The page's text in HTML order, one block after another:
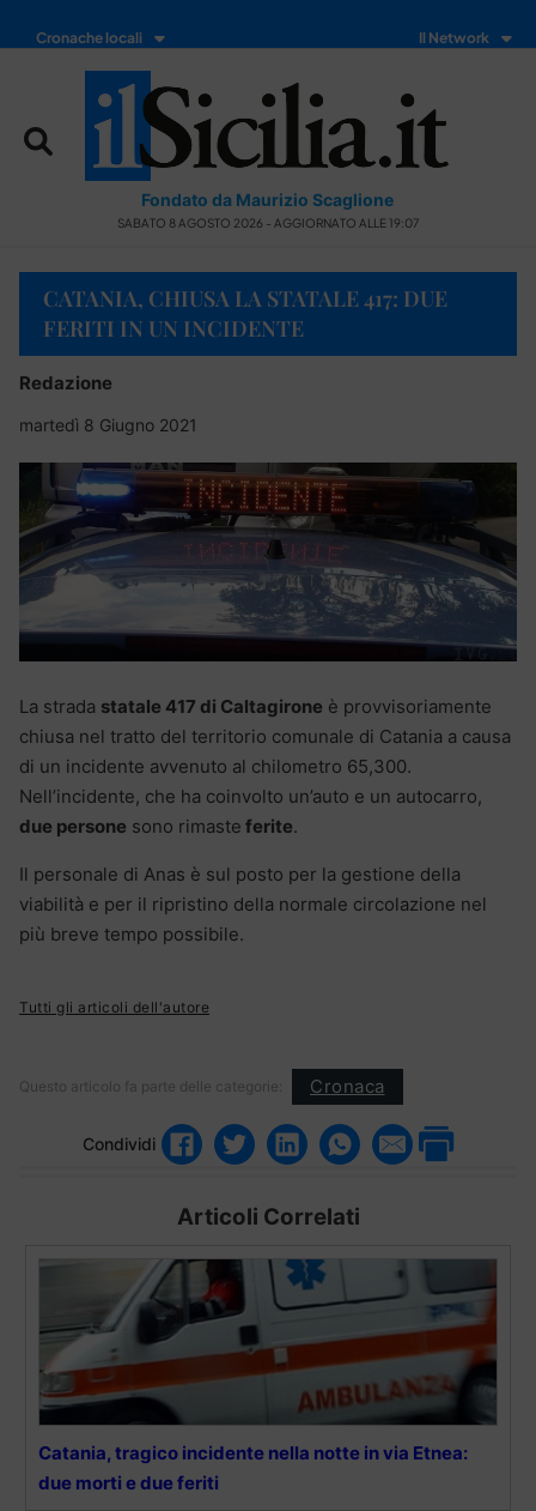
Cronache locali Il Network
Fondato da Maurizio Scaglione
SABATO 8 AGOSTO 2026 - AGGIORNATO ALLE 19:07
CATANIA, CHIUSA LA STATALE 417: DUE
FERITI IN UN INCIDENTE
Redazione
martedì 8 Giugno 2021
La strada statale 417 di Caltagirone è provvisoriamente
chiusa nel tratto del territorio comunale di Catania a causa
di un incidente avvenuto al chilometro 65,300.
Nell’incidente, che ha coinvolto un’auto e un autocarro,
due persone sono rimaste ferite.
Il personale di Anas è sul posto per la gestione della
viabilità e per il ripristino della normale circolazione nel
più breve tempo possibile.
Tutti gli articoli dell'autore
Questo articolo fa parte delle categorie: Cronaca
Condividi
Articoli Correlati
Catania, tragico incidente nella notte in via Etnea:
due morti e due feriti